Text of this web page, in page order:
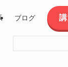
ブログ